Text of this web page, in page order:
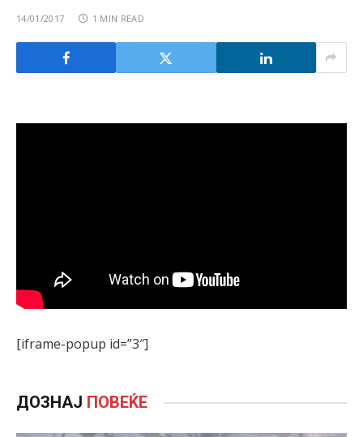
14/01/2017 1 MIN READ
[iframe-popup id=”3″]
ДОЗНАЈ ПОВЕЌЕ